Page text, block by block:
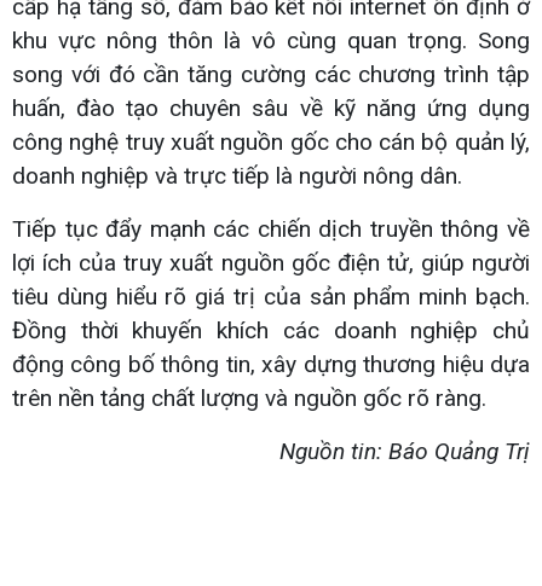
cấp hạ tầng số, đảm bảo kết nối internet ổn định ở
khu vực nông thôn là vô cùng quan trọng. Song
song với đó cần tăng cường các chương trình tập
huấn, đào tạo chuyên sâu về kỹ năng ứng dụng
công nghệ truy xuất nguồn gốc cho cán bộ quản lý,
doanh nghiệp và trực tiếp là người nông dân.
Tiếp tục đẩy mạnh các chiến dịch truyền thông về
lợi ích của truy xuất nguồn gốc điện tử, giúp người
tiêu dùng hiểu rõ giá trị của sản phẩm minh bạch.
Đồng thời khuyến khích các doanh nghiệp chủ
động công bố thông tin, xây dựng thương hiệu dựa
trên nền tảng chất lượng và nguồn gốc rõ ràng.
Nguồn tin: Báo Quảng Trị